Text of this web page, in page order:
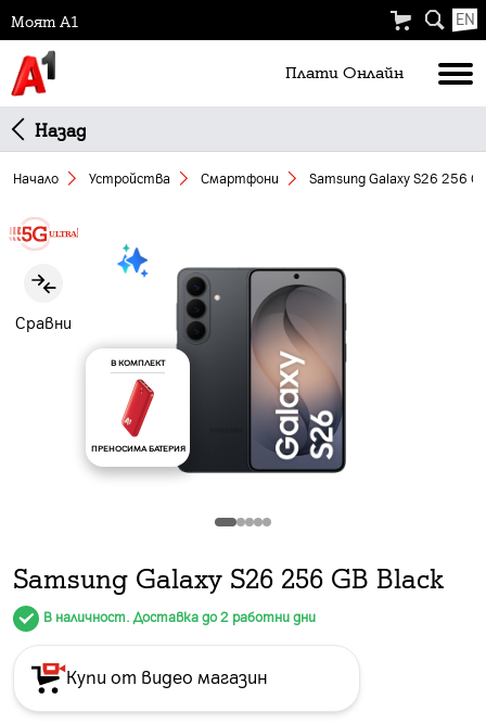
Моят А1 EN
Плати Oнлайн
Назад
Начало Устройства Смартфони Samsung Galaxy S26 256
Сравни
Slide 1 of 5
В КОМПЛЕКТ
ПРЕНОСИМА БАТЕРИЯ
Samsung Galaxy S26 256 GB Black
В наличност. Доставка до 2 работни дни
Купи от видео магазин